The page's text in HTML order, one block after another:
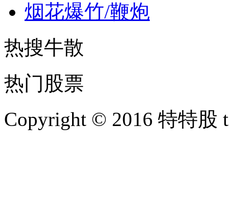
烟花爆竹/鞭炮
热搜牛散
热门股票
Copyright © 2016 特特股